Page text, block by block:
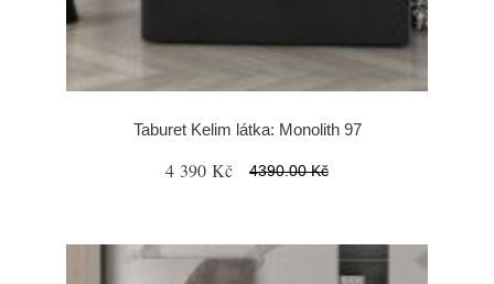
Taburet Kelim látka: Monolith 97
4 390 Kč 4390.00 Kč